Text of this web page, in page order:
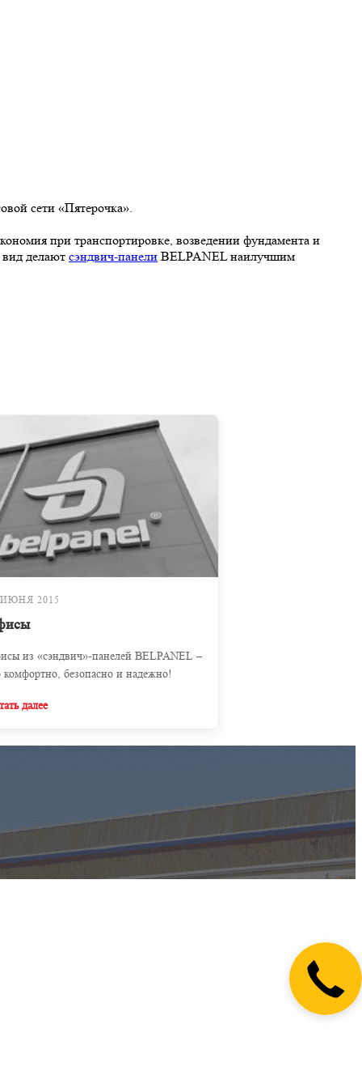
сети «Пятерочка».
при транспортировке, возведении фундамента и
вид делают сэндвич-панели BELPANEL наилучшим
2015
из «сэндвич»-панелей BELPANEL –
комфортно, безопасно и надежно!
далее